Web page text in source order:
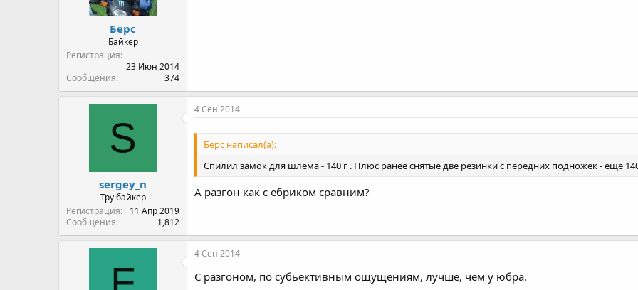
Берс
Байкер
Регистрация
23 Июн 2014
Сообщения
374
S
sergey_n
Тру байкер
Регистрация
11 Апр 2019
Сообщения
1,812
4 Сен 2014
Берс написал(а):
Спилил замок для шлема - 140 г . Плюс ранее снятые две резинки с передних подножек - ещё 140
А разгон как с ебриком сравним?
4 Сен 2014
С разгоном, по субьективным ощущениям, лучше, чем у юбра.